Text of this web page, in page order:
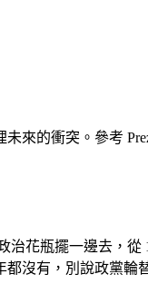
的衝突。參考
花瓶擺一邊去，從
沒有，別說政黨輪